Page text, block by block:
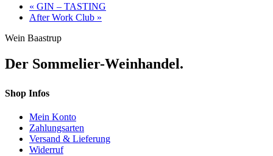
« GIN – TASTING
After Work Club »
Wein Baastrup
Der Sommelier-Weinhandel.
Shop Infos
Mein Konto
Zahlungsarten
Versand & Lieferung
Widerruf